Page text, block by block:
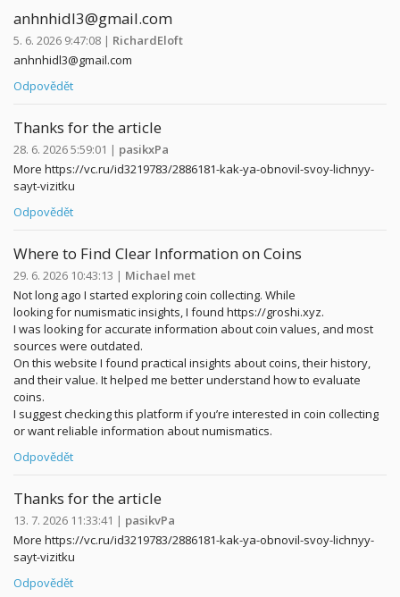
anhnhidl3@gmail.com
5. 6. 2026 9:47:08 | RichardEloft
anhnhidl3@gmail.com
Odpovědět
Thanks for the article
28. 6. 2026 5:59:01 | pasikxPa
More https://vc.ru/id3219783/2886181-kak-ya-obnovil-svoy-lichnyy-
sayt-vizitku
Odpovědět
Where to Find Clear Information on Coins
29. 6. 2026 10:43:13 | Michael met
Not long ago I started exploring coin collecting. While
looking for numismatic insights, I found https://groshi.xyz.
I was looking for accurate information about coin values, and most
sources were outdated.
On this website I found practical insights about coins, their history,
and their value. It helped me better understand how to evaluate
coins.
I suggest checking this platform if you’re interested in coin collecting
or want reliable information about numismatics.
Odpovědět
Thanks for the article
13. 7. 2026 11:33:41 | pasikvPa
More https://vc.ru/id3219783/2886181-kak-ya-obnovil-svoy-lichnyy-
sayt-vizitku
Odpovědět